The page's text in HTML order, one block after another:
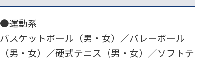
●運動系
バスケットボール（男・女）／バレーボール
（男・女）／硬式テニス（男・女）／ソフトテ